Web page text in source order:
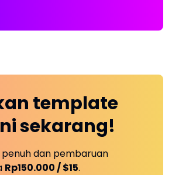
template
sekarang!
penuh dan pembaruan
Rp150.000 / $15.